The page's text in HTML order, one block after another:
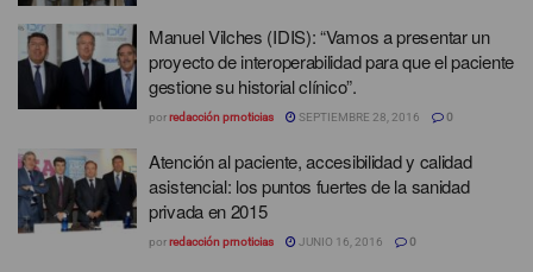
Manuel Vilches (IDIS): “Vamos a presentar un
proyecto de interoperabilidad para que el paciente
gestione su historial clínico”.
porredacción prnoticias SEPTIEMBRE 28, 2016 0
Atención al paciente, accesibilidad y calidad
asistencial: los puntos fuertes de la sanidad
privada en 2015
porredacción prnoticias JUNIO 16, 2016 0